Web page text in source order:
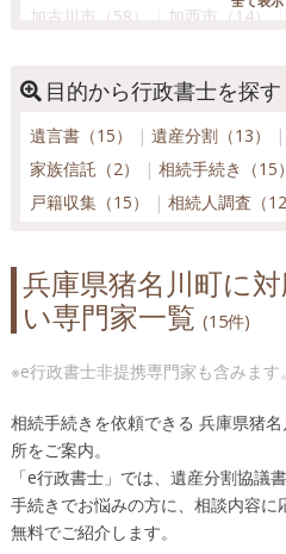
加古川市（58）
加西市（14）
川西市（38）
神戸市北区（35）
神戸市長田区（29）
神戸市灘
神戸市西区（45）
神戸市東灘
神戸市兵庫区（36）
佐用町（17
太子町（21）
高砂市（33）
宝塚市（42）
たつの市（25）
西脇市（21）
播磨町（16）
福崎町（13）
三木市（26）
養父市（17）
目的から行政書士を探す
遺言書（15） 遺産分割（13）
家族信託（2）
相続手続き（15
戸籍収集（15）
相続人調査（12
兵庫県猪名川町に
い専門家一覧 (15件)
※e行政書士非提携専門家も含みます。
相続手続きを依頼できる 兵庫県猪
所をご案内。
「e行政書士」では、遺産分割協議
手続きでお悩みの方に、相談内容
無料でご紹介します。